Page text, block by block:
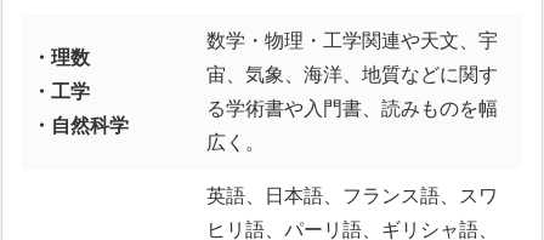
・理数
・工学
・自然科学
数学・物理・工学関連や天文、宇
宙、気象、海洋、地質などに関す
る学術書や入門書、読みものを幅
広く。
英語、日本語、フランス語、スワ
ヒリ語、パーリ語、ギリシャ語、